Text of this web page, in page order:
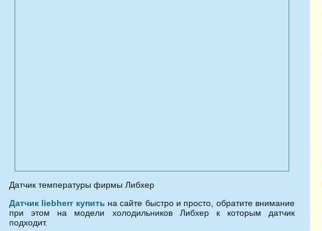
Датчик температуры фирмы Либхер
Датчик liebherr купить на сайте быстро и просто, обратите внимание
при этом на модели холодильников Либхер к которым датчик
подходит.